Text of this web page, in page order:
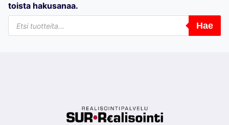
toista hakusanaa.
Products
search
Hae